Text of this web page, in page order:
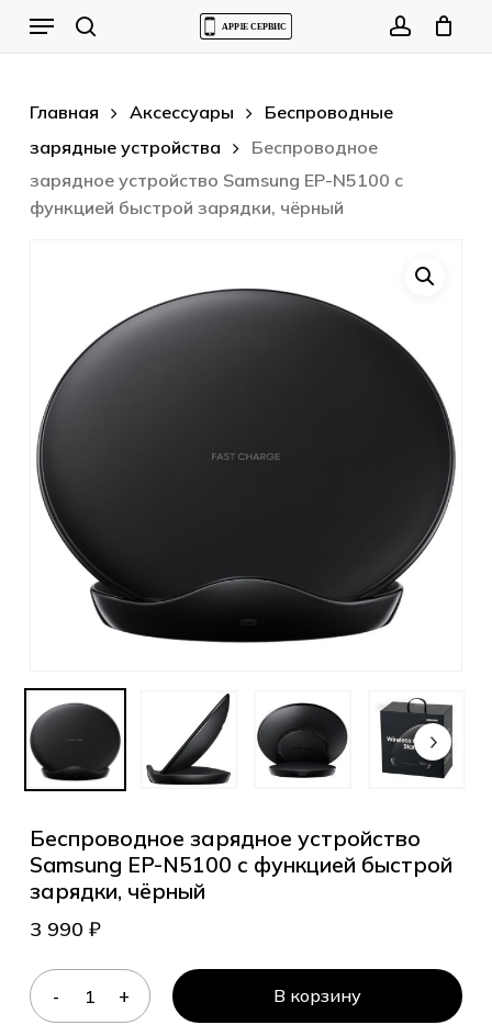
Menu
Главная Аксессуары
Беспроводные
зарядные устройства
Беспроводное
зарядное устройство Samsung EP-N5100 с
функцией быстрой зарядки, чёрный
Беспроводное зарядное устройство
Samsung EP-N5100 с функцией быстрой
зарядки, чёрный
3 990 ₽
В корзину